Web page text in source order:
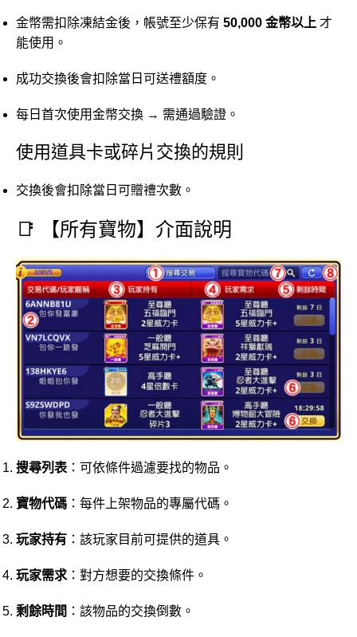
金幣需扣除凍結金後，帳號至少保有 50,000 金幣以上 才
能使用。
成功交換後會扣除當日可送禮額度。
每日首次使用金幣交換 → 需通過驗證。
使用道具卡或碎片交換的規則
交換後會扣除當日可贈禮次數。
📑 【所有寶物】介面說明
搜尋列表 ：可依條件過濾要找的物品。
寶物代碼 ：每件上架物品的專屬代碼。
玩家持有 ：該玩家目前可提供的道具。
玩家需求 ：對方想要的交換條件。
剩餘時間 ：該物品的交換倒數。